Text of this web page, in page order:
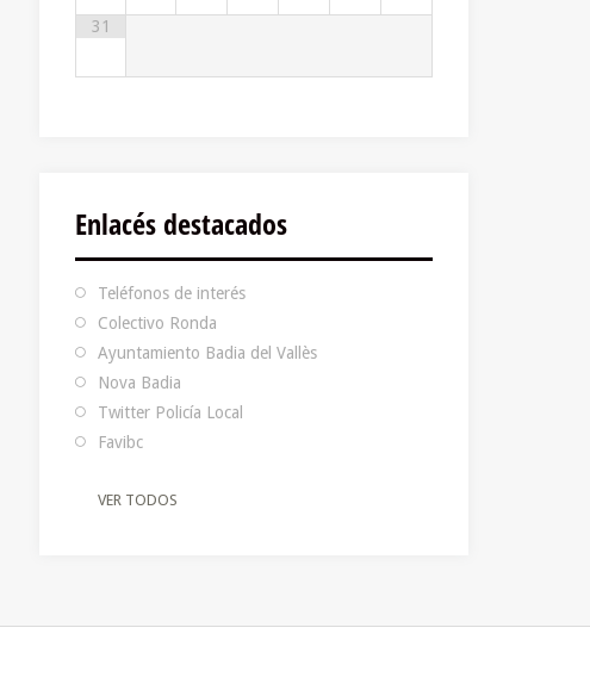
31
Enlacés destacados
Teléfonos de interés
Colectivo Ronda
Ayuntamiento Badia del Vallès
Nova Badia
Twitter Policía Local
Favibc
VER TODOS